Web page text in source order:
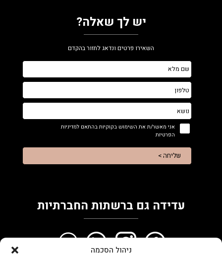
ניהול הסכמה
יש לך שאלה?
השאירו פרטים ונדאג לחזור בהקדם
אני מאשר/ת את השימוש בקוקיות בהתאם למדיניות
הפרטיות
שליחה >
עדידה גם ברשתות החברתיות